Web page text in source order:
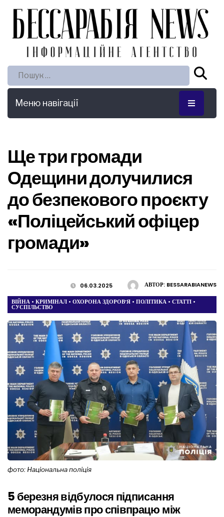
Пошук:
Меню навігації
Ще три громади
Одещини долучилися
до безпекового проєкту
«Поліцейський офіцер
громади»
АВТОР: BESSARABIANEWS
06.03.2025
ВІЙНА • КРИМІНАЛ • ОХОРОНА ЗДОРОВ’Я • ПОЛІТИКА • СТАТТІ •
СУСПІЛЬСТВО
фото: Національна поліція
5 березня відбулося підписання
меморандумів про співпрацю між